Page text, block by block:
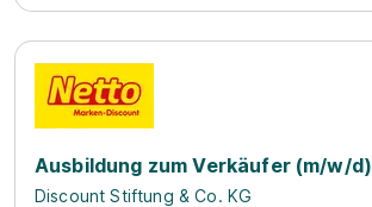
Ausbildung zum Verkäufer (m/w/d)
Discount Stiftung & Co. KG